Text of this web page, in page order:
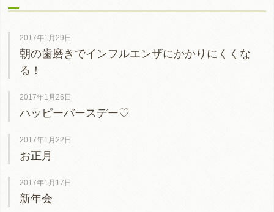
2017年1月29日
朝の歯磨きでインフルエンザにかかりにくくな
る！
2017年1月26日
ハッピーバースデー♡
2017年1月22日
お正月
2017年1月17日
新年会